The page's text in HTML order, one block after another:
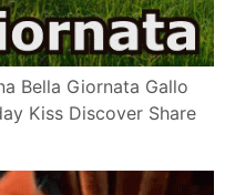
Bella Giornata Gallo
Kiss Discover Share